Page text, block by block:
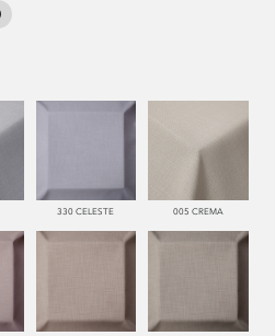
330 CELESTE 005 CREMA